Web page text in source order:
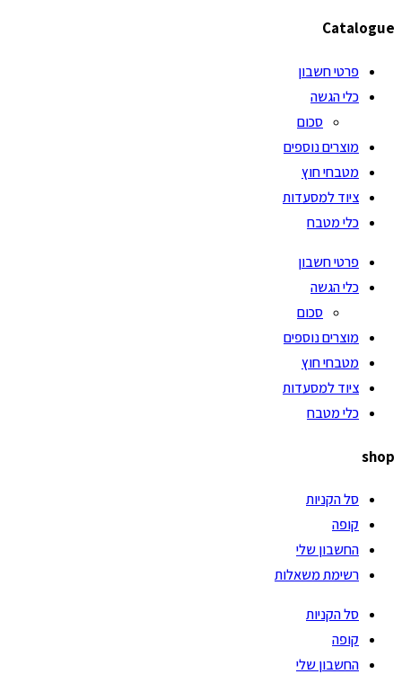
Catalogue
פרטי חשבון
כלי הגשה
סכום
מוצרים נוספים
מטבחי חוץ
ציוד למסעדות
כלי מטבח
פרטי חשבון
כלי הגשה
סכום
מוצרים נוספים
מטבחי חוץ
ציוד למסעדות
כלי מטבח
shop
סל הקניות
קופה
החשבון שלי
רשימת משאלות
סל הקניות
קופה
החשבון שלי